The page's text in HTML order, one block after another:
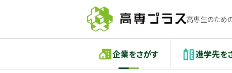
高専生のため
企業をさがす 進学先を